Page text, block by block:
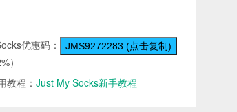
优惠码： JMS9272283 (点击复制)
）
教程： Just My Socks新手教程